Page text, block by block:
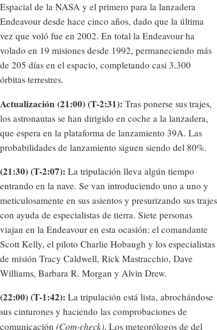
Espacial de la NASA y el primero para la lanzadera
Endeavour desde hace cinco años, dado que la última
vez que voló fue en 2002. En total la Endeavour ha
volado en 19 misiones desde 1992, permaneciendo más
de 205 días en el espacio, completando casi 3.300
órbitas terrestres.
Actualización (21:00) (T-2:31): Tras ponerse sus trajes,
los astronautas se han dirigido en coche a la lanzadera,
que espera en la plataforma de lanzamiento 39A. Las
probabilidades de lanzamiento siguen siendo del 80%.
(21:30) (T-2:07): La tripulación lleva algún tiempo
entrando en la nave. Se van introduciendo uno a uno y
meticulosamente en sus asientos y presurizando sus trajes
con ayuda de especialistas de tierra. Siete personas
viajan en la Endeavour en esta ocasión: el comandante
Scott Kelly, el piloto Charlie Hobaugh y los especialistas
de misión Tracy Caldwell, Rick Mastracchio, Dave
Williams, Barbara R. Morgan y Alvin Drew.
(22:00) (T-1:42): La tripulación está lista, abrochándose
sus cinturones y haciendo las comprobaciones de
comunicación (Com-check). Los meteorólogos de del